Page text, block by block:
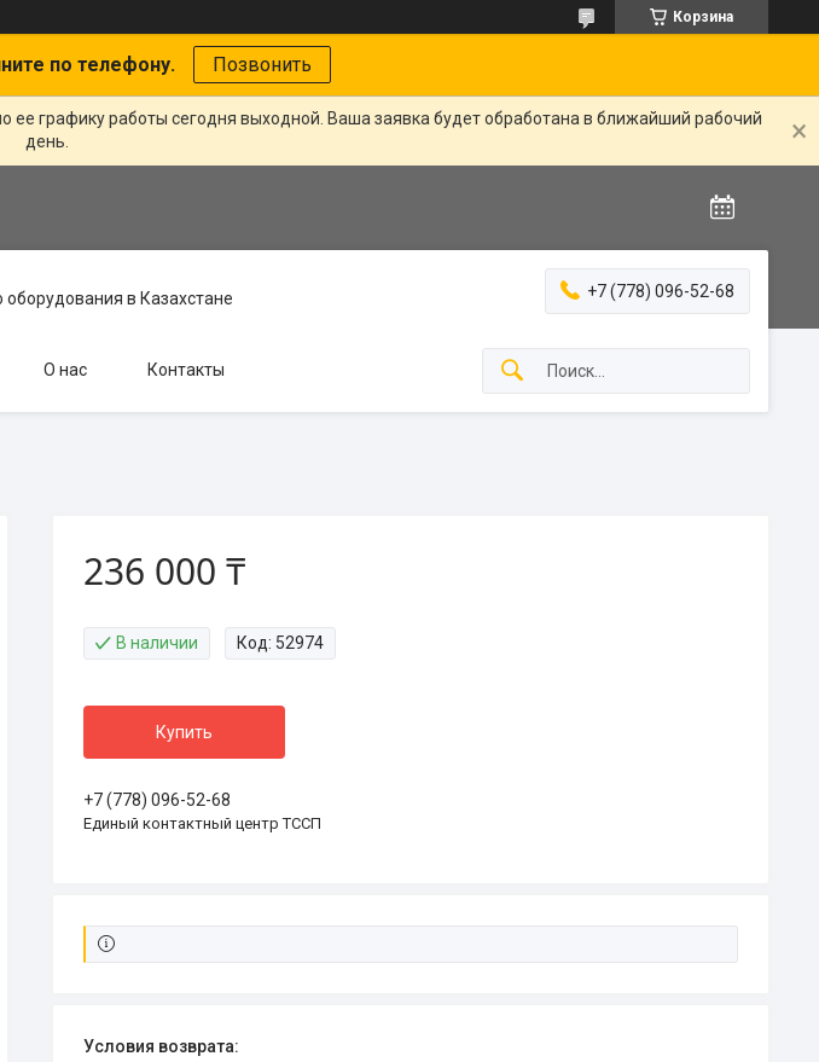
Корзина
по телефону. Позвонить
графику работы сегодня выходной. Ваша заявка будет обработана в ближайший рабочий
день.
в Казахстане +7 (778) 096-52-68
О нас Контакты
236 000 ₸
В наличии Код: 52974
Купить
+7 (778) 096-52-68
Единый контактный центр ТССП